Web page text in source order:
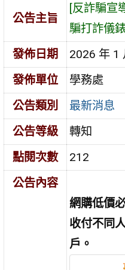
公告主旨
[反詐騙宣
騙打詐儀
發佈日期
2026 年 1
發佈單位
學務處
公告類別
最新消息
公告等級
轉知
點閱次數
212
公告內容
網購低價
收付不同
戶。